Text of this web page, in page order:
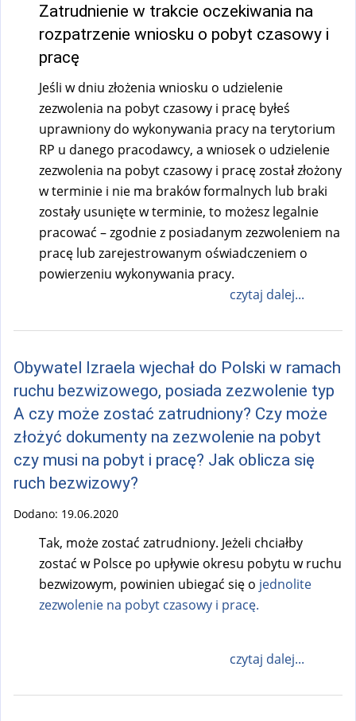
Zatrudnienie w trakcie oczekiwania na
rozpatrzenie wniosku o pobyt czasowy i
pracę
Jeśli w dniu złożenia wniosku o udzielenie
zezwolenia na pobyt czasowy i pracę byłeś
uprawniony do wykonywania pracy na terytorium
RP u danego pracodawcy, a wniosek o udzielenie
zezwolenia na pobyt czasowy i pracę został złożony
w terminie i nie ma braków formalnych lub braki
zostały usunięte w terminie, to możesz legalnie
pracować – zgodnie z posiadanym zezwoleniem na
pracę lub zarejestrowanym oświadczeniem o
powierzeniu wykonywania pracy.
czytaj dalej...
Obywatel Izraela wjechał do Polski w ramach
ruchu bezwizowego, posiada zezwolenie typ
A czy może zostać zatrudniony? Czy może
złożyć dokumenty na zezwolenie na pobyt
czy musi na pobyt i pracę? Jak oblicza się
ruch bezwizowy?
Dodano: 19.06.2020
Tak, może zostać zatrudniony. Jeżeli chciałby
zostać w Polsce po upływie okresu pobytu w ruchu
bezwizowym, powinien ubiegać się o jednolite
zezwolenie na pobyt czasowy i pracę.
czytaj dalej...